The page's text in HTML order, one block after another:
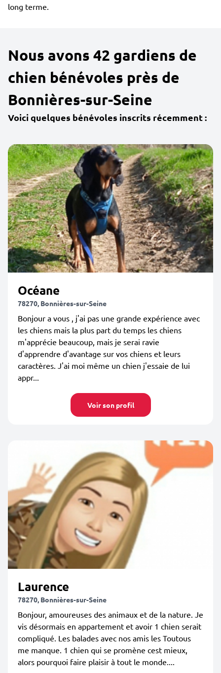
long terme.
Nous avons 42 gardiens de
chien bénévoles près de
Bonnières-sur-Seine
Voici quelques bénévoles inscrits récemment :
Océane
78270, Bonnières-sur-Seine
Bonjour a vous , j'ai pas une grande expérience avec
les chiens mais la plus part du temps les chiens
m'apprécie beaucoup, mais je serai ravie
d'apprendre d'avantage sur vos chiens et leurs
caractères. J'ai moi même un chien j'essaie de lui
appr...
Voir son profil
Laurence
78270, Bonnières-sur-Seine
Bonjour, amoureuses des animaux et de la nature. Je
vis désormais en appartement et avoir 1 chien serait
compliqué. Les balades avec nos amis les Toutous
me manque. 1 chien qui se promène cest mieux,
alors pourquoi faire plaisir à tout le monde....